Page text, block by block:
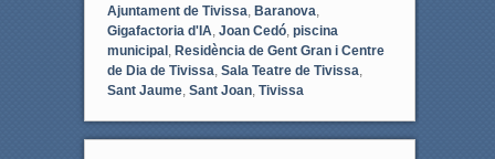
Ajuntament de Tivissa Baranova
Gigafactoria d'IA Joan Cedó, piscina
municipal, Residència de Gent Gran i Centre
de Dia de Tivissa Sala Teatre de Tivissa
Sant Jaume, Sant Joan, Tivissa